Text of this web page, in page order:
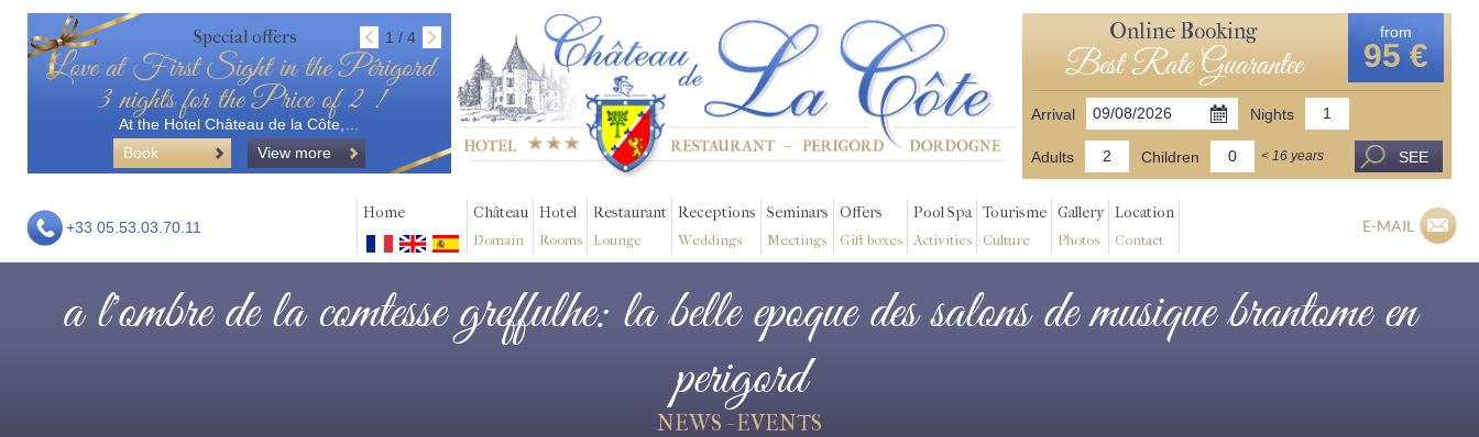
Special offers 1 / 4
Love at First Sight in the Périgord
3 nights for the Price of 2 !
At the Hotel Château de la Côte,…
Book
View more
Online Booking
Best Rate Guarantee
from
95 €
Arrival Nights
Adults Children < 16 years SEE
+33 05.53.03.70.11
Home Château
Domain
Hotel
Rooms
Restaurant
Lounge
Receptions
Weddings
Seminars
Meetings
Offers
Gift boxes
Pool Spa
Activities
Tourisme
Culture
Gallery
Photos
Location
Contact
E-MAIL
a l'ombre de la comtesse greffulhe: la belle epoque des salons de musique brantome en
perigord
NEWS - EVENTS